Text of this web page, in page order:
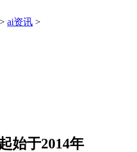
> ai资讯 >
始于2014年